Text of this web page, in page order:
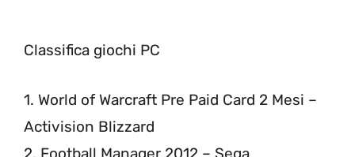
Classifica giochi PC
1. World of Warcraft Pre Paid Card 2 Mesi –
Activision Blizzard
2. Football Manager 2012 – Sega